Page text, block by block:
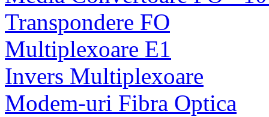
Transpondere FO
Multiplexoare E1
Invers Multiplexoare
Modem-uri Fibra Optica